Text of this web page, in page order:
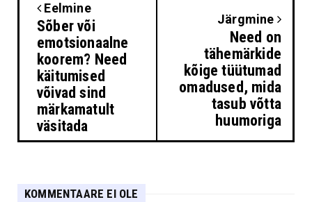
Eelmine
Sõber või
emotsionaalne
koorem? Need
käitumised
võivad sind
märkamatult
väsitada
Järgmine
Need on
tähemärkide
kõige tüütumad
omadused, mida
tasub võtta
huumoriga
KOMMENTAARE EI OLE